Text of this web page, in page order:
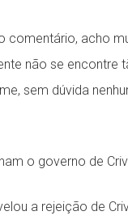
comentário, acho
não se
sem dúvida
o governo de
a rejeição de